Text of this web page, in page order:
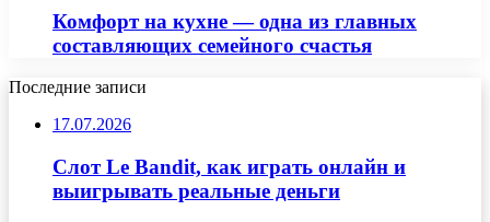
Комфорт на кухне — одна из главных
составляющих семейного счастья
Последние записи
17.07.2026
Слот Le Bandit, как играть онлайн и
выигрывать реальные деньги